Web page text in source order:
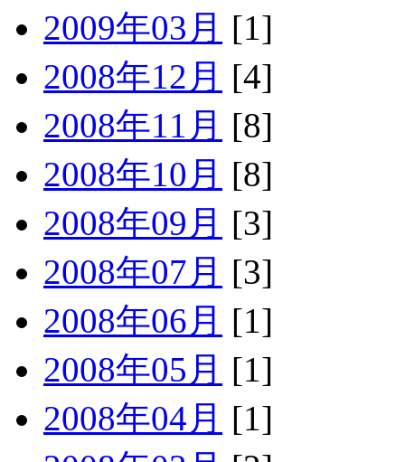
2009年03月 [1]
2008年12月 [4]
2008年11月 [8]
2008年10月 [8]
2008年09月 [3]
2008年07月 [3]
2008年06月 [1]
2008年05月 [1]
2008年04月 [1]